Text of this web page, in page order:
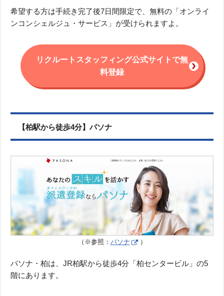
希望する方は手続き完了後7日間限定で、無料の「オンライ
ンコンシェルジュ・サービス」が受けられますよ。
リクルートスタッフィング公式サイトで無
料登録
【柏駅から徒歩4分】パソナ
（※参照： パソナ ）
パソナ・柏は、JR柏駅から徒歩4分「柏センタービル」の5
階にあります。